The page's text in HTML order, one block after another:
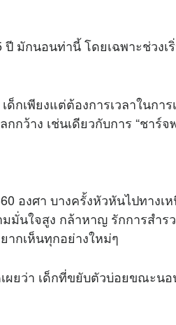
มักนอนท่านี้ โดยเฉพาะช่วงเ
กเพียงแต่ต้องการเวลาในกา
กกว้าง เช่นเดียวกับการ “ชาร์
องศา บางครั้งหัวหันไปทางเ
มั่นใจสูง กล้าหาญ รักการสำร
ากเห็นทุกอย่างใหม่ๆ
ผยว่า เด็กที่ขยับตัวบ่อยขณะน